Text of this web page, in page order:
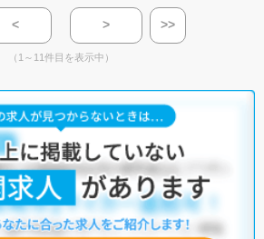
< > >>
（1～11件目を表示中）